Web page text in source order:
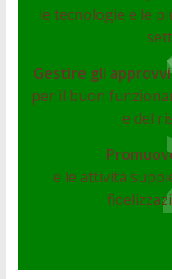
le tecnologie e le
Gestire gli
per il buon
e del
e le attività